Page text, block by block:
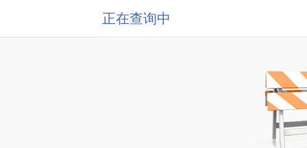
正在查询中